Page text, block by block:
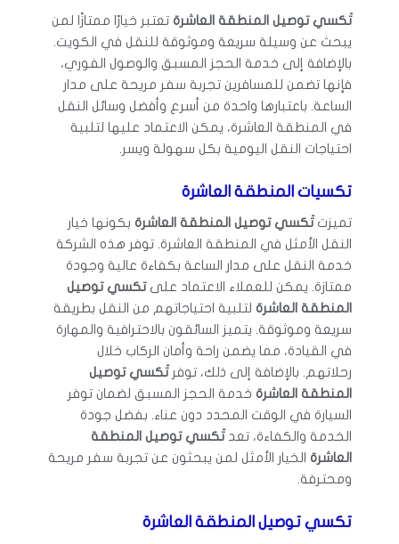
تَكسي توصيل المنطقة العاشرةتعتبر خيارًا ممتازًا لمن
يبحث عن وسيلة سريعة وموثوقة للنقل في الكويت.
بالإضافة إلى خدمة الحجز المسبق والوصول الفوري،
فإنها تضمن للمسافرين تجربة سفر مريحة على مدار
الساعة. باعتبارها واحدة من أسرع وأفضل وسائل النقل
في المنطقة العاشرة، يمكن الاعتماد عليها لتلبية
احتياجات النقل اليومية بكل سهولة ويسر.
تكسيات المنطقة العاشرة
تميزتتَكسي توصيل المنطقة العاشرةبكونها خيار
النقل الأمثل في المنطقة العاشرة. توفر هذه الشركة
خدمة النقل على مدار الساعة بكفاءة عالية وجودة
ممتازة. يمكن للعملاء الاعتماد علىتكسي توصيل
المنطقة العاشرةلتلبية احتياجاتهم من النقل بطريقة
سريعة وموثوقة. يتميز السائقون بالاحترافية والمهارة
في القيادة، مما يضمن راحة وأمان الركاب خلال
رحلاتهم. بالإضافة إلى ذلك، توفرتَكسي توصيل
المنطقة العاشرةخدمة الحجز المسبق لضمان توفر
السيارة في الوقت المحدد دون عناء. بفضل جودة
الخدمة والكفاءة، تعدتَكسي توصيل المنطقة
العاشرةالخيار الأمثل لمن يبحثون عن تجربة سفر مريحة
ومحترفة.
تكسي توصيل المنطقة العاشرة